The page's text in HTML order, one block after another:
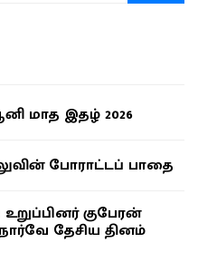
மாத இதழ் 2026
போராட்டப் பாதை
குபேரன்
தேசிய தினம்